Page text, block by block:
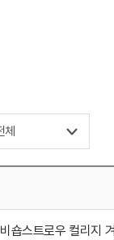
비숍스트로우 컬리지